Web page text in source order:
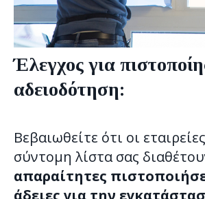
Έλεγχος για
αδειοδότηση:
Βεβαιωθείτε ότι οι
σύντομη λίστα σας
απαραίτητες
άδειες για την